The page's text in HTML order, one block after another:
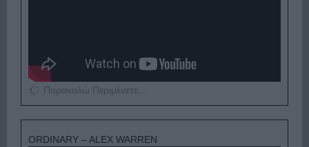
Παρακαλώ Περιμένετε...
ORDINARY – ALEX WARREN